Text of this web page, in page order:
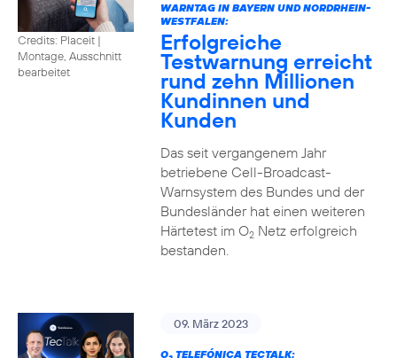
Credits: Placeit |
Montage, Ausschnitt
bearbeitet
WARNTAG IN BAYERN UND NORDRHEIN-
WESTFALEN:
Erfolgreiche
Testwarnung erreicht
rund zehn Millionen
Kundinnen und
Kunden
Das seit vergangenem Jahr
betriebene Cell-Broadcast-
Warnsystem des Bundes und der
Bundesländer hat einen weiteren
Härtetest im O2Netz erfolgreich
bestanden.
09. März 2023
O TELEFÓNICA TECTALK: